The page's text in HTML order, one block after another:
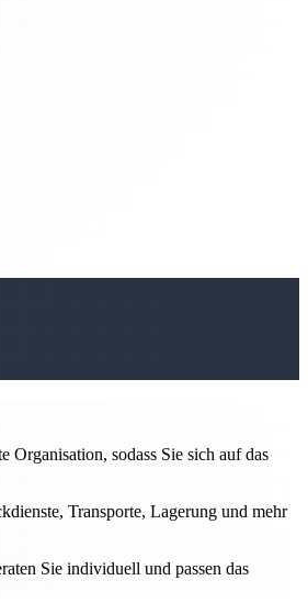
sodass Sie sich auf das
Transporte, Lagerung und mehr
Sie individuell und passen das